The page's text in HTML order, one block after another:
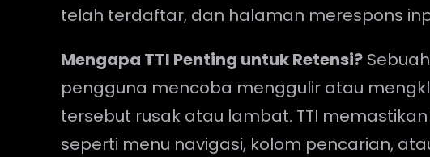
telah terdaftar, dan halaman merespons
Mengapa TTI Penting untuk Retensi?
pengguna mencoba menggulir atau
tersebut rusak atau lambat. TTI
seperti menu navigasi, kolom pencarian,